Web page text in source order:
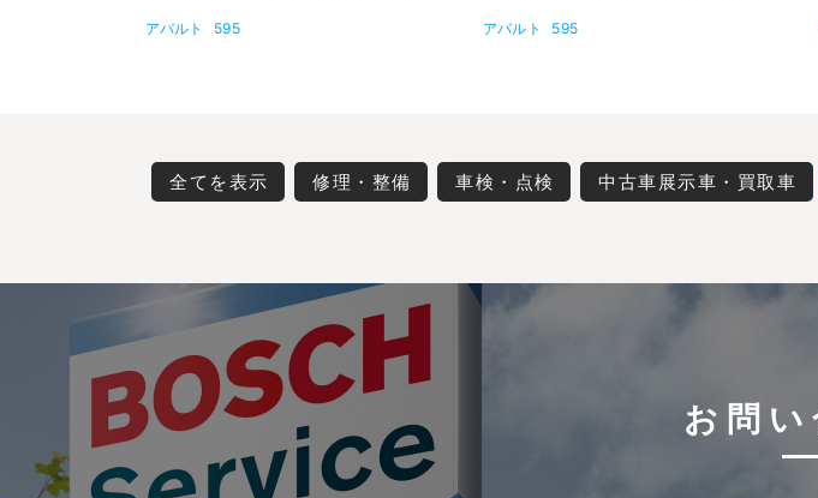
アバルト 595 アバルト 595
全てを表示 修理・整備 車検・点検 中古車展示車・買取車
お問